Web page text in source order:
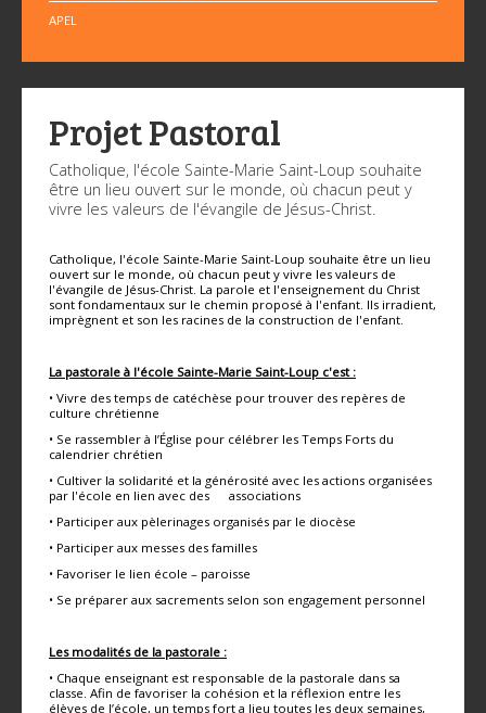
APEL
Projet Pastoral
Catholique, l'école Sainte-Marie Saint-Loup souhaite
être un lieu ouvert sur le monde, où chacun peut y
vivre les valeurs de l'évangile de Jésus-Christ.
Catholique, l'école Sainte-Marie Saint-Loup souhaite être un lieu
ouvert sur le monde, où chacun peut y vivre les valeurs de
l'évangile de Jésus-Christ. La parole et l'enseignement du Christ
sont fondamentaux sur le chemin proposé à l'enfant. Ils irradient,
imprègnent et son les racines de la construction de l'enfant.
La pastorale à l'école Sainte-Marie Saint-Loup c'est :
• Vivre des temps de catéchèse pour trouver des repères de
culture chrétienne
• Se rassembler à l’Église pour célébrer les Temps Forts du
calendrier chrétien
• Cultiver la solidarité et la générosité avec les actions organisées
par l'école en lien avec des associations
• Participer aux pèlerinages organisés par le diocèse
• Participer aux messes des familles
• Favoriser le lien école – paroisse
• Se préparer aux sacrements selon son engagement personnel
Les modalités de la pastorale :
• Chaque enseignant est responsable de la pastorale dans sa
classe. Afin de favoriser la cohésion et la réflexion entre les
élèves de l’école, un temps fort a lieu toutes les deux semaines,